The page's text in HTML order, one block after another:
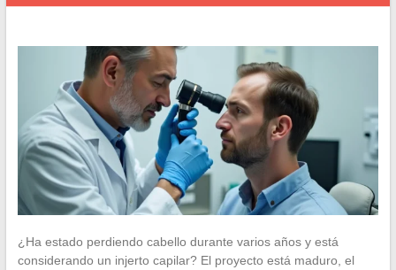
¿Ha estado perdiendo cabello durante varios años y está
considerando un injerto capilar? El proyecto está maduro, el